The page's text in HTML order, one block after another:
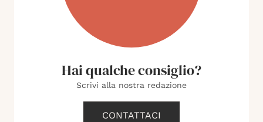
Hai qualche consiglio?
Scrivi alla nostra redazione
CONTATTACI